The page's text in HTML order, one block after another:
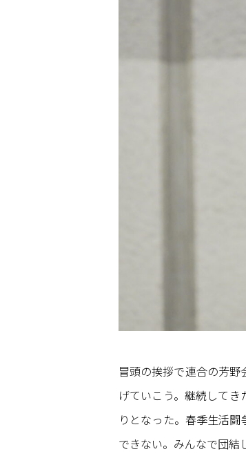
冒頭の挨拶で連合の芳
げていこう。継続して
りとなった。春季生活
できない。みんなで団結